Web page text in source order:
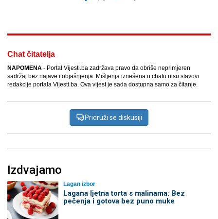
Chat čitatelja
NAPOMENA - Portal Vijesti.ba zadržava pravo da obriše neprimjeren
sadržaj bez najave i objašnjenja. Mišljenja iznešena u chatu nisu stavovi
redakcije portala Vijesti.ba. Ova vijest je sada dostupna samo za čitanje.
Pridruži se diskusiji
Izdvajamo
Lagan izbor
Lagana ljetna torta s malinama: Bez
pečenja i gotova bez puno muke